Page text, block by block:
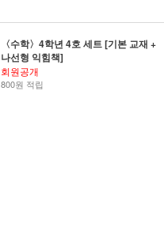
〈수학〉4학년 4호 세트 [기본 교재 +
나선형 익힘책]
회원공개
800원 적립